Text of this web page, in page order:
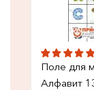
Поле для
Алфавит